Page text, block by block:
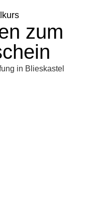
zum
in Blieskastel